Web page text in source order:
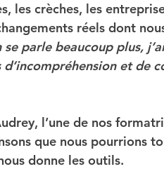
les crèches, les
réels dont
se parle beaucoup plus,
et de
l’une de nos
que nous pourrions
donne les outils.